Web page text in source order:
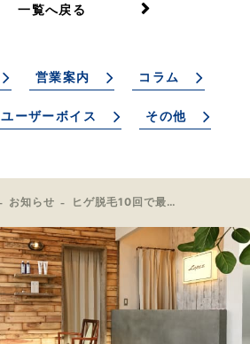
一覧へ戻る
営業案内 コラム
ユーザーボイス その他
お知らせ ヒゲ脱毛10回で最高の笑顔をゲット！